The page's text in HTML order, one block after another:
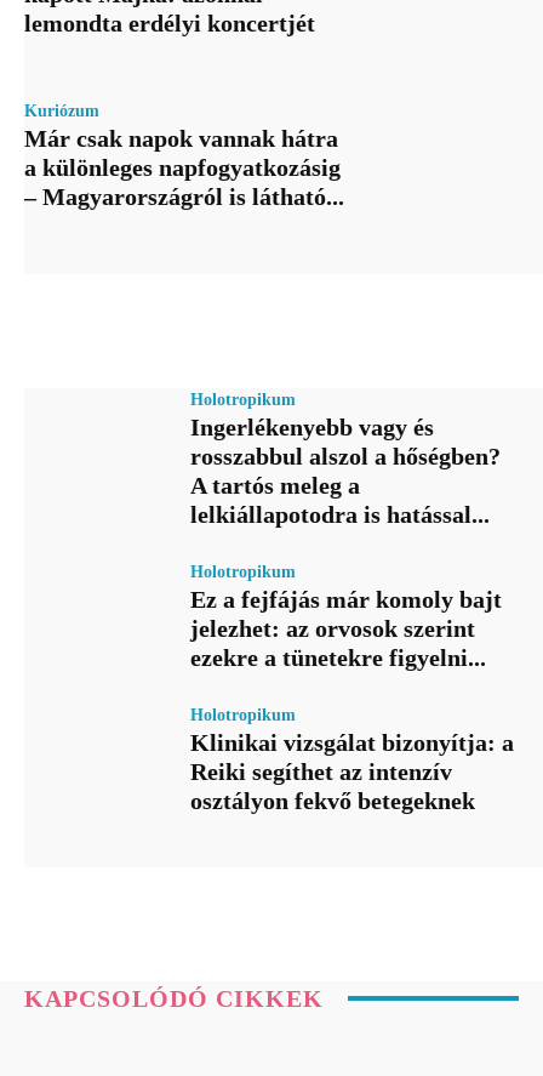
lemondta erdélyi koncertjét
Kuriózum
Már csak napok vannak hátra
a különleges napfogyatkozásig
– Magyarországról is látható...
Holotropikum
Ingerlékenyebb vagy és
rosszabbul alszol a hőségben?
A tartós meleg a
lelkiállapotodra is hatással...
Holotropikum
Ez a fejfájás már komoly bajt
jelezhet: az orvosok szerint
ezekre a tünetekre figyelni...
Holotropikum
Klinikai vizsgálat bizonyítja: a
Reiki segíthet az intenzív
osztályon fekvő betegeknek
KAPCSOLÓDÓ CIKKEK